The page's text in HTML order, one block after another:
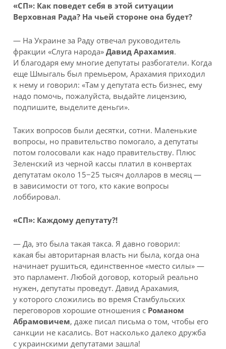
«СП»: Как поведет себя в этой ситуации
Верховная Рада? На чьей стороне она будет?
— На Украине за Раду отвечал руководитель
фракции «Слуга народа»Давид Арахамия.
И благодаря ему многие депутаты разбогатели. Когда
еще Шмыгаль был премьером, Арахамия приходил
к нему и говорил: «Там у депутата есть бизнес, ему
надо помочь, пожалуйста, выдайте лицензию,
подпишите, выделите деньги».
Таких вопросов были десятки, сотни. Маленькие
вопросы, но правительство помогало, а депутаты
потом голосовали как надо правительству. Плюс
Зеленский из черной кассы платил в конвертах
депутатам около 15−25 тысяч долларов в месяц —
в зависимости от того, кто какие вопросы
лоббировал.
«СП»: Каждому депутату?!
— Да, это была такая такса. Я давно говорил:
какая бы авторитарная власть ни была, когда она
начинает рушиться, единственное «место силы» —
это парламент. Любой договор, который реально
нужен, депутаты проведут. Давид Арахамия,
у которого сложились во время Стамбульских
переговоров хорошие отношения с Романом
Абрамовичем, даже писал письма о том, чтобы его
санкции не касались. Вот насколько далеко дружба
с украинскими депутатами зашла!